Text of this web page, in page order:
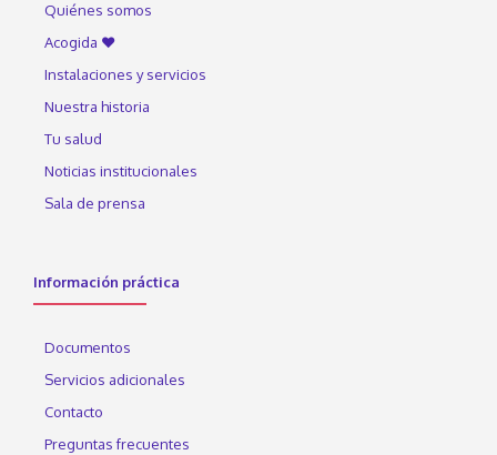
Quiénes somos
Acogida ♥
Instalaciones y servicios
Nuestra historia
Tu salud
Noticias institucionales
Sala de prensa
Información práctica
Documentos
Servicios adicionales
Contacto
Preguntas frecuentes